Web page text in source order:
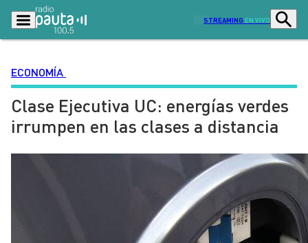
STREAMING EN VIVO
Podcasts Programas
Lo Último Actualidad
Ciudad Economía
Sostenibilidad
Deportes
Entretención y Cultura Opinión
ECONOMÍA
Clase Ejecutiva UC: energías verdes
irrumpen en las clases a distancia